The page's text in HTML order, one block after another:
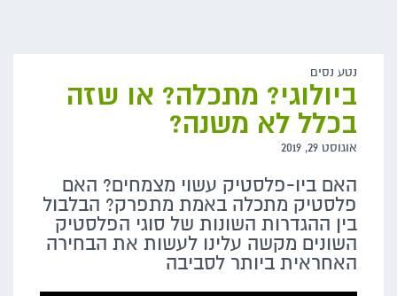
נטע נסים
ביולוגי? מתכלה? או שזה
בכלל לא משנה?
אוגוסט 29, 2019
האם ביו-פלסטיק עשוי מצמחים? האם
פלסטיק מתכלה באמת מתפרק? הבלבול
בין ההגדרות השונות של סוגי הפלסטיק
השונים מקשה עלינו לעשות את הבחירה
האחראית ביותר לסביבה